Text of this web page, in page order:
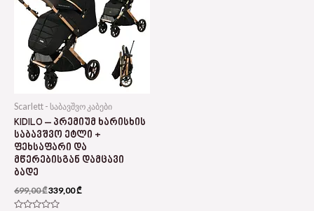
Scarlett - საბავშვო კაბები
KIDILO – ᲞᲠᲔᲛᲘᲣᲛ ᲮᲐᲠᲘᲡᲮᲘᲡ
ᲡᲐᲑᲐᲕᲨᲕᲝ ᲔᲢᲚᲘ +
ᲤᲔᲮᲡᲐᲤᲐᲠᲘ ᲓᲐ
ᲛᲬᲔᲠᲔᲑᲘᲡᲒᲐᲜ ᲓᲐᲛᲪᲐᲕᲘ
ᲑᲐᲓᲔ
699,00₾339,00₾